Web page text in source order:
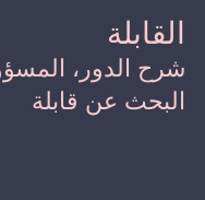
القابلة
شرح الدور،
البحث عن قابلة